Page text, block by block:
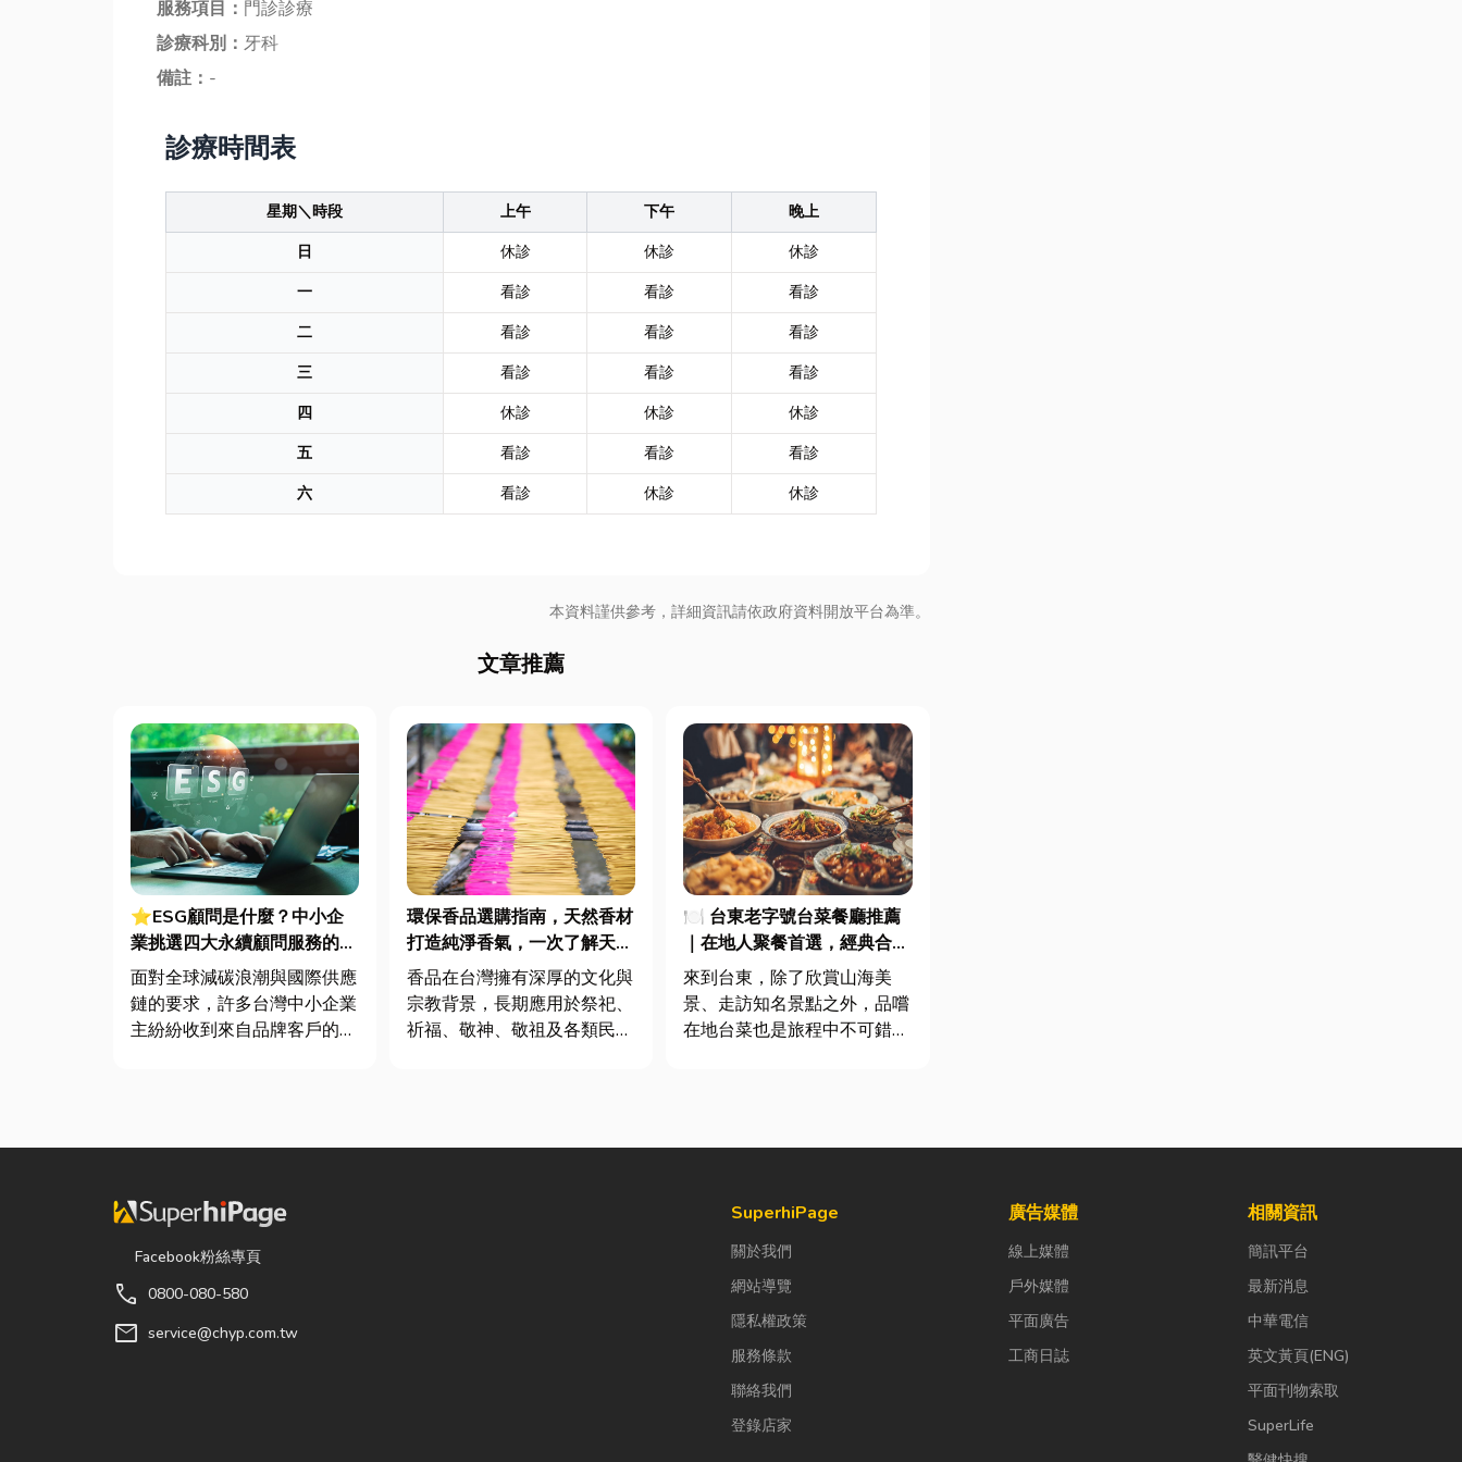
服務項目： 門診診療
診療科別： 牙科
備註： -
診療時間表
星期＼時段 上午 下午
晚上
日
休診 休診
休診
一
看診 看診
看診
二
看診 看診
看診
三
看診 看診
看診
四
休診 休診
休診
五
看診 看診
看診
六
看診 休診 休診
本資料謹供參考，詳細資訊請依政府資料開放平台為準。
文章推薦
⭐ESG顧問是什麼？中小企
業挑選四大永續顧問服務的實
用指南
面對全球減碳浪潮與國際供應
鏈的要求，許多台灣中小企業
主紛紛收到來自品牌客戶的調
環保香品選購指南，天然香材
打造純淨香氣，一次了解天然
低煙香品特色
香品在台灣擁有深厚的文化與
宗教背景，長期應用於祭祀、
祈福、敬神、敬祖及各類民俗
🍽️ 台東老字號台菜餐廳推薦
｜在地人聚餐首選，經典合菜
一次滿足
來到台東，除了欣賞山海美
景、走訪知名景點之外，品嚐
在地台菜也是旅程中不可錯過
Facebook粉絲專頁
call 0800-080-580
mail service@chyp.com.tw
SuperhiPage
關於我們
網站導覽
隱私權政策
服務條款
聯絡我們
登錄店家
廣告媒體
線上媒體
戶外媒體
平面廣告
工商日誌
相關資訊
簡訊平台
最新消息
中華電信
英文黃頁(ENG)
平面刊物索取
SuperLife